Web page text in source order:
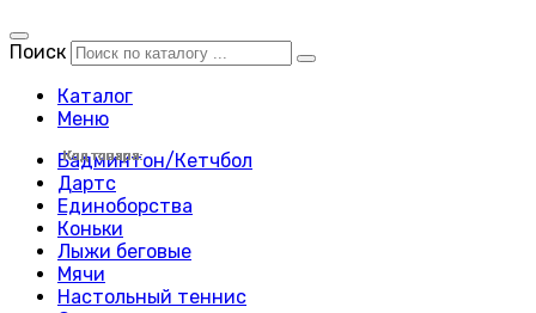
Код товара:
Код товара:
Код товара:
Код товара:
Код товара:
Код товара:
Код товара:
Код товара:
Код товара:
Код товара:
Код товара:
Код товара:
Код товара:
Код товара:
Код товара:
Код товара:
Код товара:
Код товара:
Код товара:
Код товара:
Код товара:
Код товара:
Код товара:
Код товара:
Поиск
Каталог
Меню
Бадминтон/Кетчбол
Дартс
Единоборства
Коньки
Лыжи беговые
Мячи
Настольный теннис